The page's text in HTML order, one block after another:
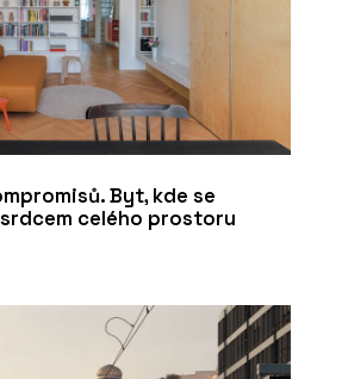
Byt, kde se
celého prostoru